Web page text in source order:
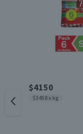
Hidratos de Carbono
Azúcares totales (g)
*Ingesta de referencia
$4150
$3458 x kg